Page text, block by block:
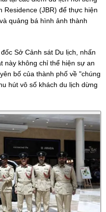
Residence (JBR) để thực hiện
quảng bá hình ảnh thành
Sở Cảnh sát Du lịch, nhấn
này không chỉ thể hiện sự an
bố của thành phố về "chúng
hút vô số khách du lịch dừng